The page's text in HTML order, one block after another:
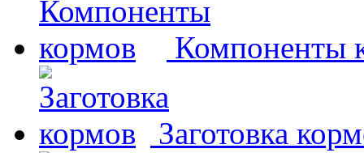
Компоненты
Заготовка